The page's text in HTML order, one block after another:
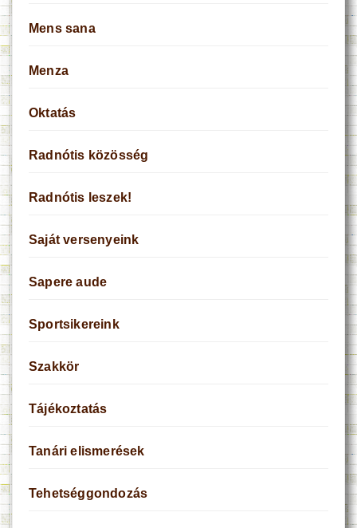
Mens sana
Menza
Oktatás
Radnótis közösség
Radnótis leszek!
Saját versenyeink
Sapere aude
Sportsikereink
Szakkör
Tájékoztatás
Tanári elismerések
Tehetséggondozás